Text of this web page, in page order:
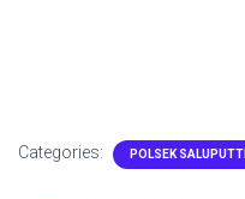
Categories: POLSEK SALUPUTTI